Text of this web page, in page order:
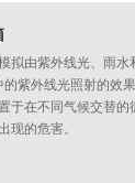
拟由紫外线光、雨
紫外线光照射的效
于在不同气候交替
现的危害。